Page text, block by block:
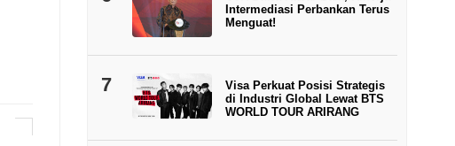
Intermediasi Perbankan Terus
Menguat!
7
Visa Perkuat Posisi Strategis
di Industri Global Lewat BTS
WORLD TOUR ARIRANG